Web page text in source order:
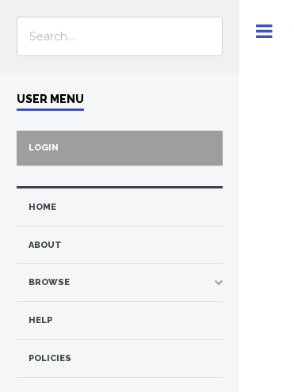
USER MENU
LOGIN
HOME
ABOUT
BROWSE
HELP
POLICIES